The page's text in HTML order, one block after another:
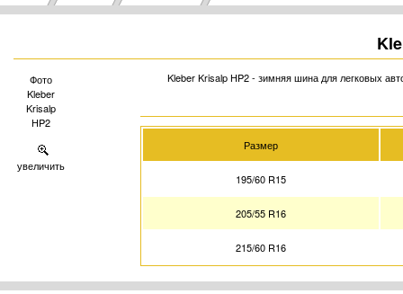
Фото
Kleber
Krisalp
HP2
увеличить
Kleber Krisalp HP2 - зимняя шина для легковых
Размер
195/60 R15
205/55 R16
215/60 R16